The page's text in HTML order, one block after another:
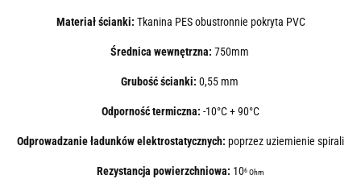
Materiał ścianki: Tkanina PES obustronnie pokryta PVC
Średnica wewnętrzna: 750mm
Grubość ścianki: 0,55 mm
Odporność termiczna: -10°C + 90°C
Odprowadzanie ładunków elektrostatycznych: poprzez uziemienie spirali
Rezystancja powierzchniowa: 106 Ohm